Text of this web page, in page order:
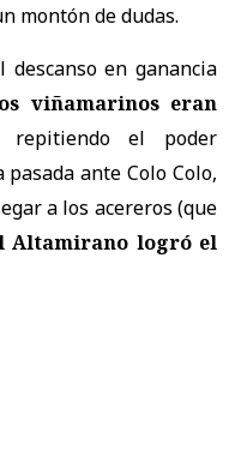
montón de dudas.
en ganancia
viñamarinos eran
repitiendo el poder
ante Colo Colo,
a los acereros (que
Altamirano logró el